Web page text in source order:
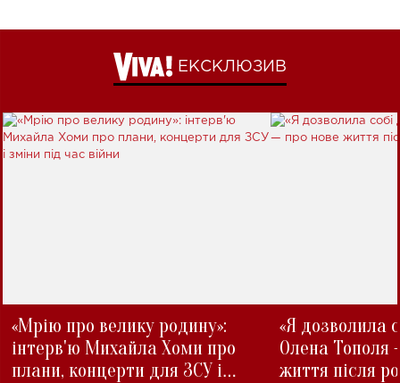
ЕКСКЛЮЗИВ
«Мрію про велику родину»:
інтерв'ю Михайла Хоми про
плани, концерти для ЗСУ і
«Я дозволила
Олена Тополя
життя після